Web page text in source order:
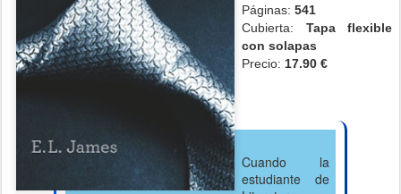
Páginas: 541
Cubierta: Tapa flexible
con solapas
Precio: 17.90 €
Cuando la
estudiante de